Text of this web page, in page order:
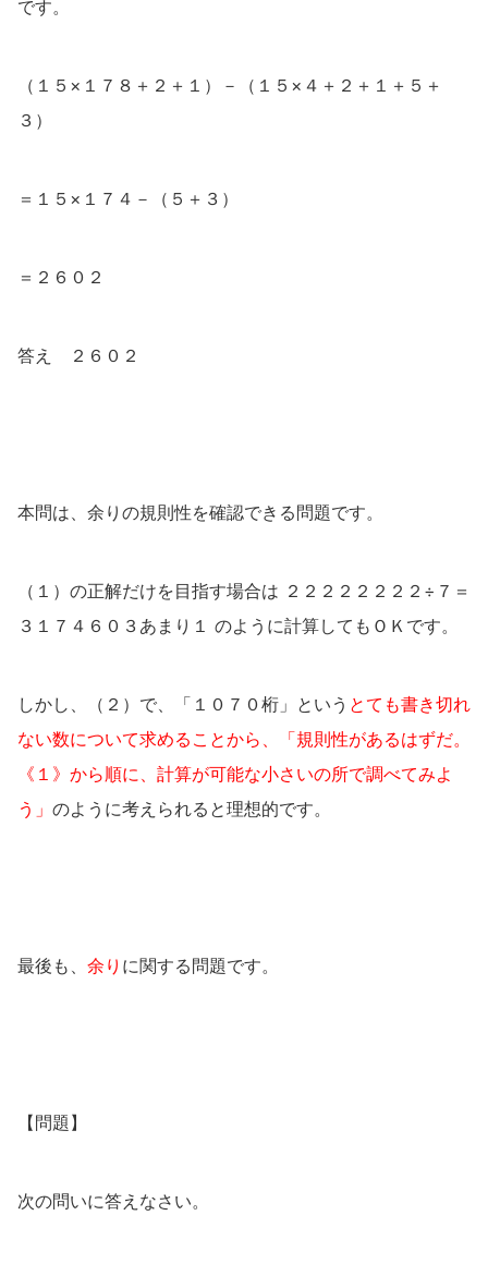
です。
（１５×１７８＋２＋１）－（１５×４＋２＋１＋５＋
３）
＝１５×１７４－（５＋３）
＝２６０２
答え ２６０２
本問は、余りの規則性を確認できる問題です。
（１）の正解だけを目指す場合は ２２２２２２２２÷７＝
３１７４６０３あまり１ のように計算してもＯＫです。
しかし、（２）で、「１０７０桁」という とても書き切れ
ない数について求めることから、「規則性があるはずだ。
《１》から順に、計算が可能な小さいの所で調べてみよ
う」 のように考えられると理想的です。
最後も、 余り に関する問題です。
【問題】
次の問いに答えなさい。